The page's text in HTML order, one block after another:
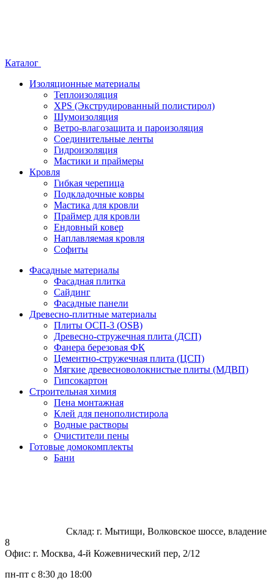
Каталог
Изоляционные материалы
Теплоизоляция
XPS (Экструдированный полистирол)
Шумоизоляция
Ветро-влагозащита и пароизоляция
Соединительные ленты
Гидроизоляция
Мастики и праймеры
Кровля
Гибкая черепица
Подкладочные ковры
Мастика для кровли
Праймер для кровли
Ендовный ковер
Наплавляемая кровля
Софиты
Фасадные материалы
Фасадная плитка
Сайдинг
Фасадные панели
Древесно-плитные материалы
Плиты ОСП-3 (OSB)
Древесно-стружечная плита (ДСП)
Фанера березовая ФК
Цементно-стружечная плита (ЦСП)
Мягкие древесноволокнистые плиты (МДВП)
Гипсокартон
Строительная химия
Пена монтажная
Клей для пенополистирола
Водные растворы
Очистители пены
Готовые домокомплекты
Бани
Склад: г. Мытищи, Волковское шоссе, владение
8
Офис: г. Москва, 4-й Кожевнический пер, 2/12
пн-пт с 8:30 до 18:00